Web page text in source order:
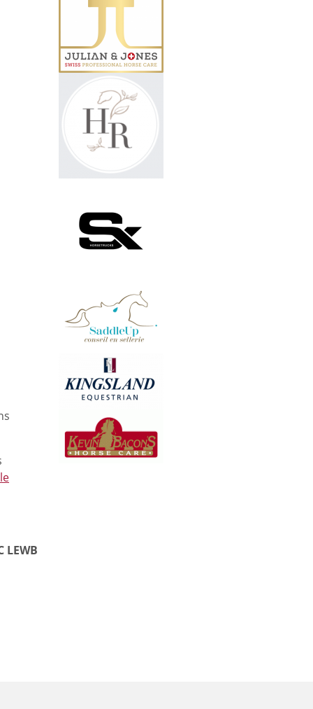
le
LEWB